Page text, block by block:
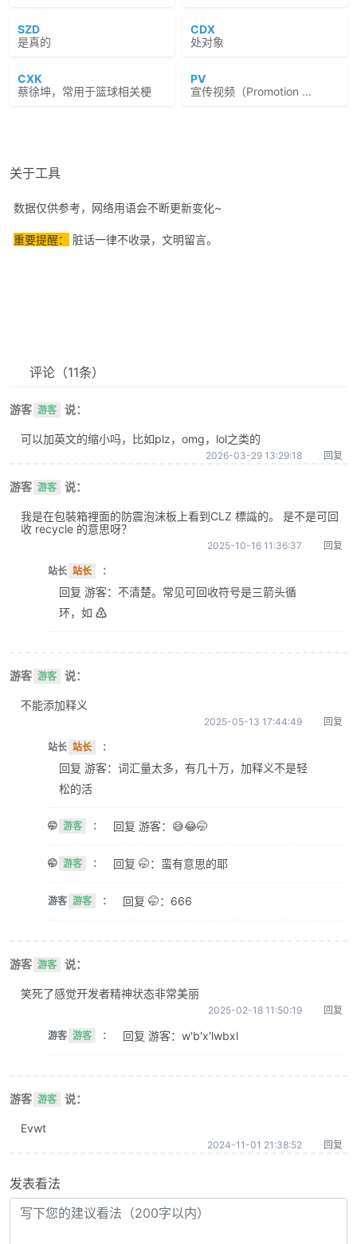
SZD
是真的
CDX
处对象
CXK
蔡徐坤，常用于篮球相关梗
PV
宣传视频（Promotion ...
关于工具
数据仅供参考，网络用语会不断更新变化~
重要提醒： 脏话一律不收录，文明留言。
评论 （11条）
游客 游客 说：
可以加英文的缩小吗，比如plz，omg，lol之类的
2026-03-29 13:29:18 回复
游客 游客 说：
我是在包裝箱裡面的防震泡沫板上看到CLZ 標識的。 是不是可回
收 recycle 的意思呀？
2025-10-16 11:36:37 回复
站长 站长 ：
回复 游客：不清楚。常见可回收符号是三箭头循
环，如 ♴
游客 游客 说：
不能添加释义
2025-05-13 17:44:49 回复
站长 站长 ：
回复 游客：词汇量太多，有几十万，加释义不是轻
松的活
🤭 游客 ： 回复 游客：😅😂🤭
🤭 游客 ： 回复 🤭：蛮有意思的耶
游客 游客 ： 回复 🤭：666
游客 游客 说：
笑死了感觉开发者精神状态非常美丽
2025-02-18 11:50:19 回复
游客 游客 ： 回复 游客：w'b'x'lwbxl
游客 游客 说：
Evwt
2024-11-01 21:38:52 回复
发表看法